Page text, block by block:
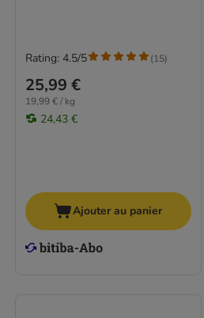
25,99 €
19,99 € / kg
24,43 €
Rating: 4.5/5 (15)
Ajouter au panier